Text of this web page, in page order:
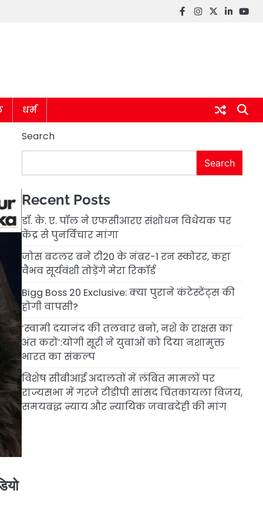
Facebook
instagram
twitter
linkedin
धर्म
Search
Search
Recent Posts
डॉ. के. ए. पॉल ने एफसीआरए संशोधन विधेयक पर
केंद्र से पुनर्विचार मांगा
जोस बटलर बने टी20 के नंबर-1 रन स्कोरर, कहा
वैभव सूर्यवंशी तोड़ेंगे मेरा रिकॉर्ड
Bigg Boss 20 Exclusive: क्या पुराने कंटेस्टेंट्स की
होगी वापसी?
‘स्वामी दयानंद की तलवार बनो, नशे के राक्षस का
अंत करो’:योगी सूरी ने युवाओं को दिया नशामुक्त
भारत का संकल्प
विशेष सीबीआई अदालतों में लंबित मामलों पर
राज्यसभा में गरजे टीडीपी सांसद चिंतकायला विजय,
समयबद्ध न्याय और न्यायिक जवाबदेही की मांग